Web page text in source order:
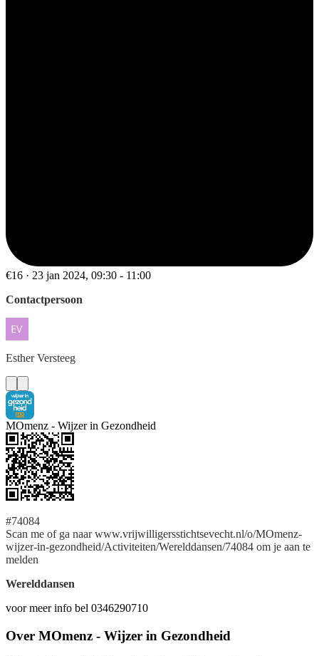
€16 · 23 jan 2024, 09:30 - 11:00
Contactpersoon
Esther Versteeg
MOmenz - Wijzer in Gezondheid
#74084
Scan me of ga naar www.vrijwilligersstichtsevecht.nl/o/MOmenz-
wijzer-in-gezondheid/Activiteiten/Werelddansen/74084 om je aan te
melden
Werelddansen
voor meer info bel 0346290710
Over MOmenz - Wijzer in Gezondheid